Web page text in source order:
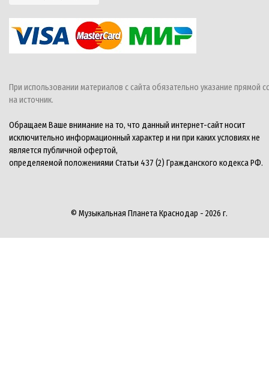
При использовании материалов с сайта обязательно указание прямой
на источник.
Обращаем Ваше внимание на то, что данный интернет-сайт носит
исключительно информационный характер и ни при каких условиях не
является публичной офертой,
определяемой положениями Статьи 437 (2) Гражданского кодекса РФ.
© Музыкальная Планета Краснодар - 2026 г.